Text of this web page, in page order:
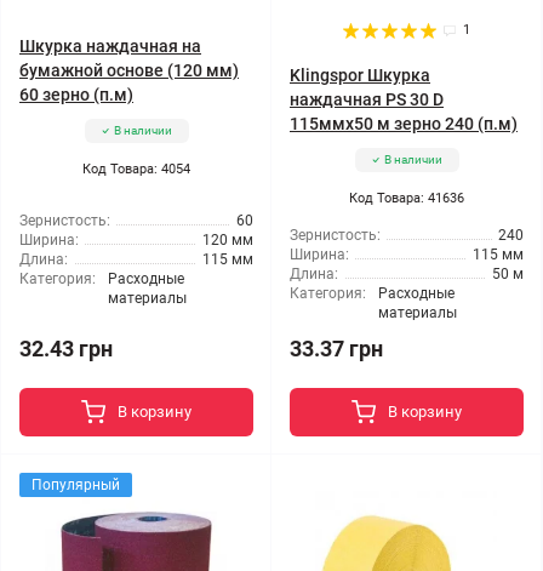
Шкурка наждачная на
бумажной основе (120 мм)
60 зерно (п.м)
В наличии
Код Товара: 4054
Зернистость:
60
Ширина:
120 мм
Длина:
115 мм
Категория:
Расходные
материалы
32.43 грн
В корзину
1
Klingspor Шкурка
наждачная PS 30 D
115ммx50 м зерно 240 (п.м)
В наличии
Код Товара: 41636
Зернистость:
240
Ширина:
115 мм
Длина:
50 м
Категория:
Расходные
материалы
33.37 грн
В корзину
Популярный